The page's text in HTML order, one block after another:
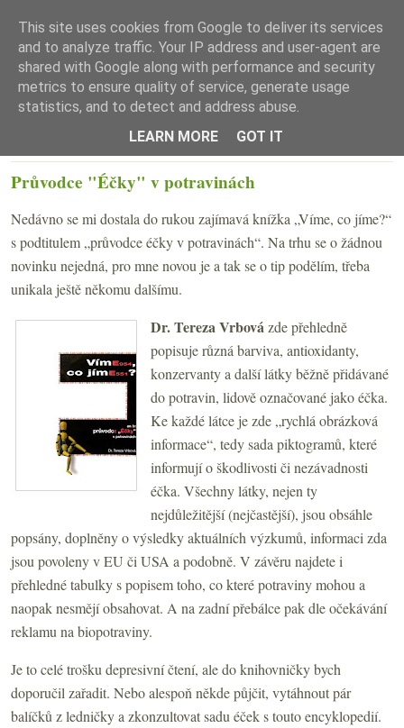
☰ Menu
Průvodce "Éčky" v potravinách
Nedávno se mi dostala do rukou zajímavá knížka „Víme, co jíme?“
s podtitulem „průvodce éčky v potravinách“. Na trhu se o žádnou
novinku nejedná, pro mne novou je a tak se o tip podělím, třeba
unikala ještě někomu dalšímu.
Dr. Tereza Vrbovázde přehledně
popisuje různá barviva, antioxidanty,
konzervanty a další látky běžně přidávané
do potravin, lidově označované jako éčka.
Ke každé látce je zde „rychlá obrázková
informace“, tedy sada piktogramů, které
informují o škodlivosti či nezávadnosti
éčka. Všechny látky, nejen ty
nejdůležitější (nejčastější), jsou obsáhle
popsány, doplněny o výsledky aktuálních výzkumů, informaci zda
jsou povoleny v EU či USA a podobně. V závěru najdete i
přehledné tabulky s popisem toho, co které potraviny mohou a
naopak nesmějí obsahovat. A na zadní přebálce pak dle očekávání
reklamu na biopotraviny.
Je to celé trošku depresivní čtení, ale do knihovničky bych
doporučil zařadit. Nebo alespoň někde půjčit, vytáhnout pár
balíčků z ledničky a zkonzultovat sadu éček s touto encyklopedií.
This site uses cookies from Google to deliver its services
and to analyze traffic. Your IP address and user-agent are
shared with Google along with performance and security
metrics to ensure quality of service, generate usage
statistics, and to detect and address abuse.
LEARN MORE
GOT IT